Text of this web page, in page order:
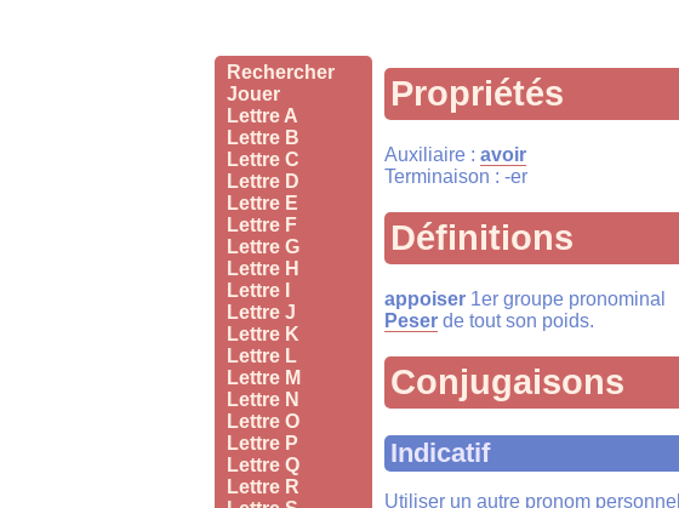
Rechercher
Jouer
Lettre A
Lettre B
Lettre C
Lettre D
Lettre E
Lettre F
Lettre G
Lettre H
Lettre I
Lettre J
Lettre K
Lettre L
Lettre M
Lettre N
Lettre O
Lettre P
Lettre Q
Lettre R
Propriétés
Auxiliaire : avoir
Terminaison : -er
Définitions
appoiser 1er groupe pronominal
Peser de tout son poids.
Conjugaisons
Indicatif
Utiliser un autre pronom